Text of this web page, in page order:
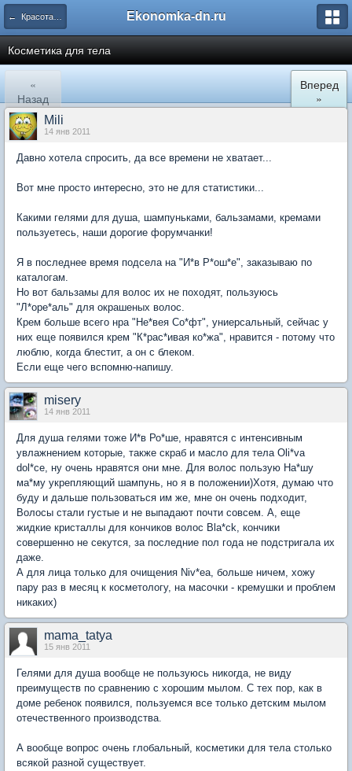
← Красота и уход, макияж, прически, мода, стиль Ekonomka-dn.ru
Косметика для тела
«
Назад
Вперед
»
Mili
14 янв 2011
Давно хотела спросить, да все времени не хватает...
Вот мне просто интересно, это не для статистики...
Какими гелями для душа, шампуньками, бальзамами, кремами
пользуетесь, наши дорогие форумчанки!
Я в последнее время подсела на "И*в Р*ош*е", заказываю по
каталогам.
Но вот бальзамы для волос их не походят, пользуюсь
"Л*оре*аль" для окрашеных волос.
Крем больше всего нра "Не*вея Со*фт", униерсальный, сейчас у
них еще появился крем "К*рас*ивая ко*жа", нравится - потому что
люблю, когда блестит, а он с блеком.
Если еще чего вспомню-напишу.
misery
14 янв 2011
Для душа гелями тоже И*в Ро*ше, нравятся с интенсивным
увлажнением которые, также скраб и масло для тела Oli*va
dol*ce, ну очень нравятся они мне. Для волос пользую На*шу
ма*му укрепляющий шампунь, но я в положении)Хотя, думаю что
буду и дальше пользоваться им же, мне он очень подходит,
Волосы стали густые и не выпадают почти совсем. А, еще
жидкие кристаллы для кончиков волос Bla*ck, кончики
совершенно не секутся, за последние пол года не подстригала их
даже.
А для лица только для очищения Niv*ea, больше ничем, хожу
пару раз в месяц к косметологу, на масочки - кремушки и проблем
никаких)
mama_tatya
15 янв 2011
Гелями для душа вообще не пользуюсь никогда, не виду
преимуществ по сравнению с хорошим мылом. С тех пор, как в
доме ребенок появился, пользуемся все только детским мылом
отечественного производства.
А вообще вопрос очень глобальный, косметики для тела столько
всякой разной существует.